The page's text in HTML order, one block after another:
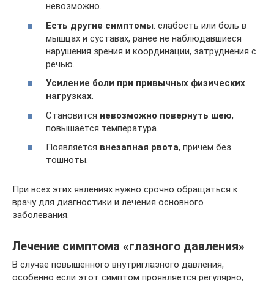
невозможно.
Есть другие симптомы: слабость или боль в
мышцах и суставах, ранее не наблюдавшиеся
нарушения зрения и координации, затруднения с
речью.
Усиление боли при привычных физических
нагрузках.
Становится невозможно повернуть шею,
повышается температура.
Появляется внезапная рвота, причем без
тошноты.
При всех этих явлениях нужно срочно обращаться к
врачу для диагностики и лечения основного
заболевания.
Лечение симптома «глазного давления»
В случае повышенного внутриглазного давления,
особенно если этот симптом проявляется регулярно,